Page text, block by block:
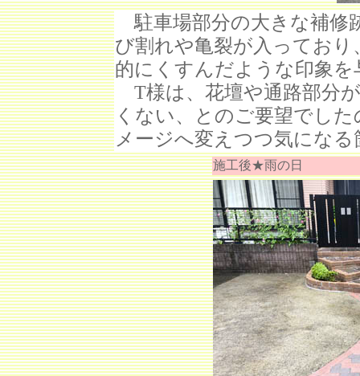
駐車場部分の大きな補修
び割れや亀裂が入ってお
的にくすんだような印象を
T様は、花壇や通路部分
くない、とのご要望でし
メージへ変えつつ気にな
施工後★雨の日